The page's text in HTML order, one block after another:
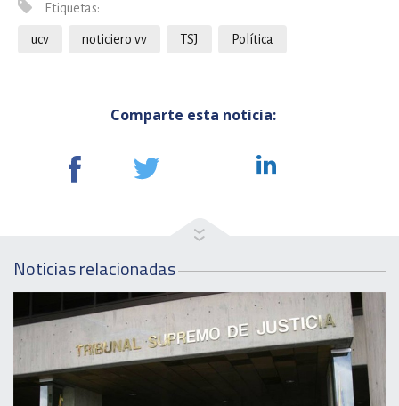
Etiquetas:
ucv noticiero vv TSJ Política
Comparte esta noticia:
Noticias relacionadas